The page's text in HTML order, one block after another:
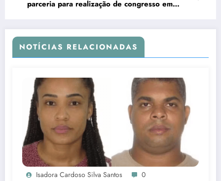
parceria para realização de congresso em
NOTÍCIAS RELACIONADAS
Isadora Cardoso Silva Santos 0